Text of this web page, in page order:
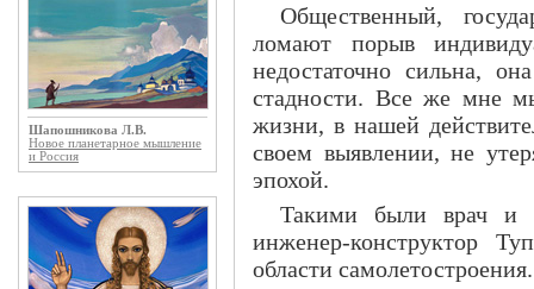
Шапошникова Л.В.
Новое планетарное мышление
и Россия
Общественный,
ломают порыв
недостаточно сильна,
стадности. Все же мне
жизни, в нашей
своем выявлении, не
эпохой.
Такими были врач и
инженер-конструктор
области самолетостроения.